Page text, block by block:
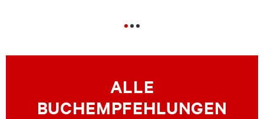
ALLE
BUCHEMPFEHLUNGEN